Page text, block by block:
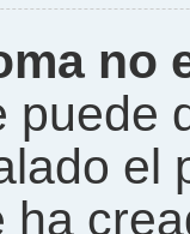
no
puede
el
ha